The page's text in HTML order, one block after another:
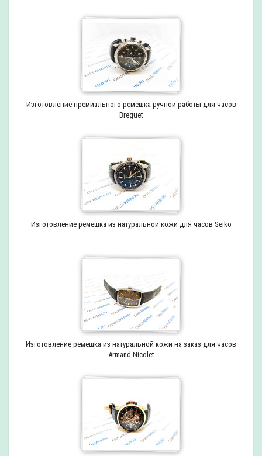
Изготовление премиального ремешка ручной работы для часов
Breguet
Изготовление ремешка из натуральной кожи для часов Seiko
Изготовление ремешка из натуральной кожи на заказ для часов
Armand Nicolet